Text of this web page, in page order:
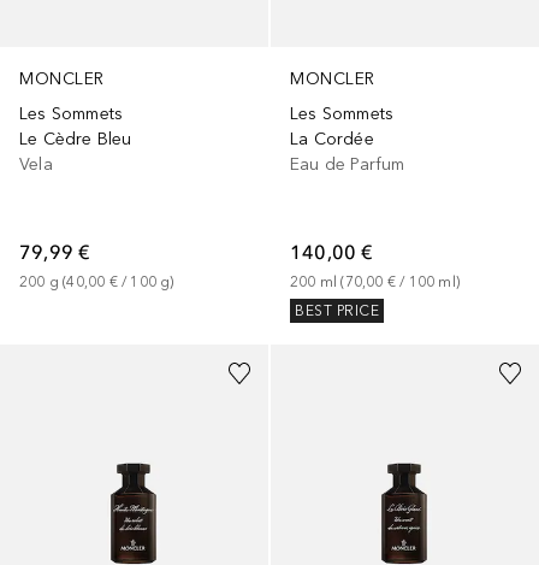
MONCLER
Les Sommets
Le Cèdre Bleu
Vela
79,99 €
200 g (40,00 € / 100 g)
MONCLER
Les Sommets
La Cordée
Eau de Parfum
140,00 €
200 ml (70,00 € / 100 ml )
BEST PRICE